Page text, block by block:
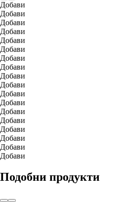
Добави
Добави
Добави
Добави
Добави
Добави
Добави
Добави
Добави
Добави
Добави
Добави
Добави
Добави
Добави
Добави
Добави
Добави
Подобни продукти